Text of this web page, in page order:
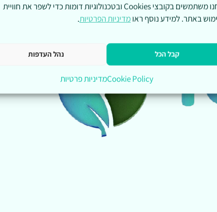
אנחנו משתמשים בקובצי Cookies ובטכנולוגיות דומות כדי לשפר את חוויית
באתר. למידע נוסף ראומדיניות הפרטיות.
קבל הכל נהל העדפות
Cookie Policyמדיניות פרטיות